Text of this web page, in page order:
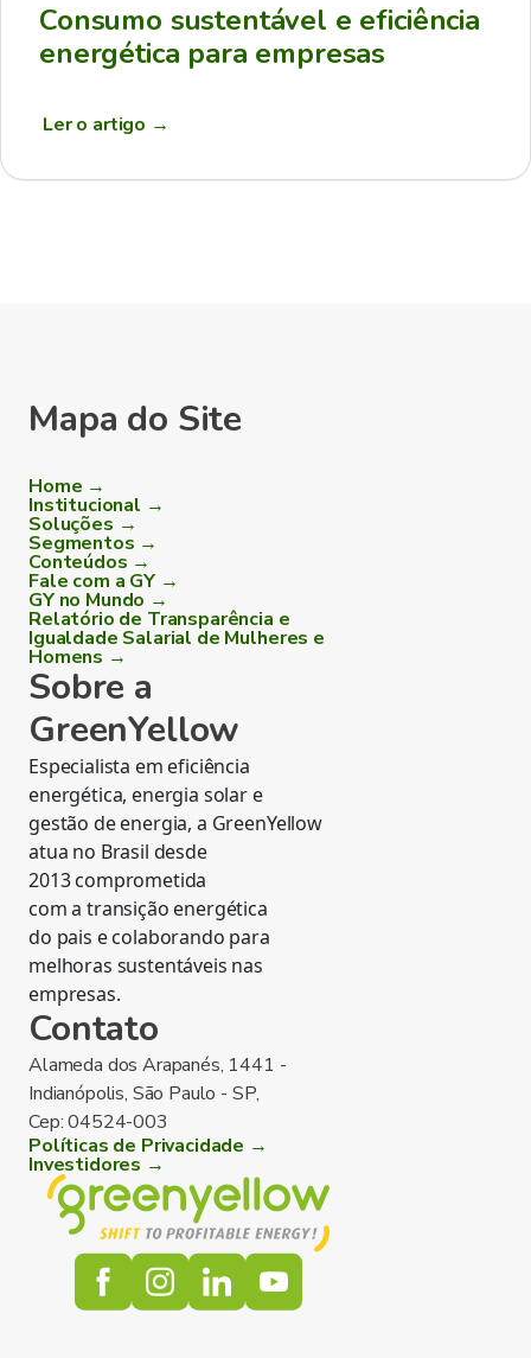
Consumo sustentável e eficiência
energética para empresas
Ler o artigo →
Mapa do Site
Home →
Institucional →
Soluções →
Segmentos →
Conteúdos →
Fale com a GY →
GY no Mundo →
Relatório de Transparência e
Igualdade Salarial de Mulheres e
Homens →
Sobre a
GreenYellow
Especialista em eficiência
energética, energia solar e
gestão de energia, a GreenYellow
atua no Brasil desde
2013 comprometida
com a transição energética
do pais e colaborando para
melhoras sustentáveis nas
empresas.
Contato
Alameda dos Arapanés, 1441 -
Indianópolis, São Paulo - SP,
Cep: 04524-003
Políticas de Privacidade →
Investidores →